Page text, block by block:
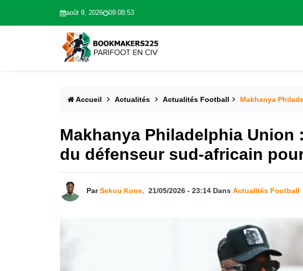
août 9, 2026 09:08:54
Accueil Actualités Actualités Football Makhanya
Makhanya Philadelphia Union
du défenseur sud-africain
Par Sekou Kone, 21/05/2026 - 23:14 Dans Actualités Football